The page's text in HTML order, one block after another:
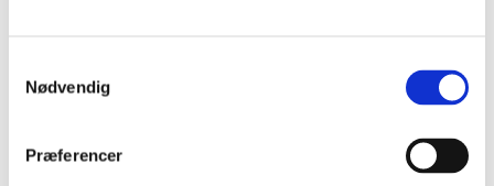
Nødvendig
Præferencer